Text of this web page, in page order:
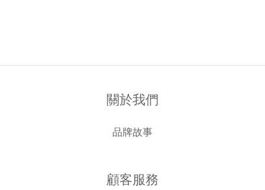
關於我們
品牌故事
顧客服務